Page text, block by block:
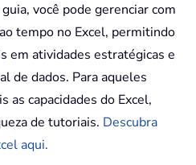
você pode gerenciar com
tempo no Excel, permitindo
em atividades estratégicas e
de dados. Para aqueles
as capacidades do Excel,
de tutoriais. Descubra
aqui.